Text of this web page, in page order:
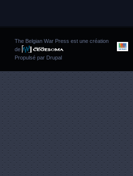
The Belgian War Press est une création
de
Propulsé par Drupal